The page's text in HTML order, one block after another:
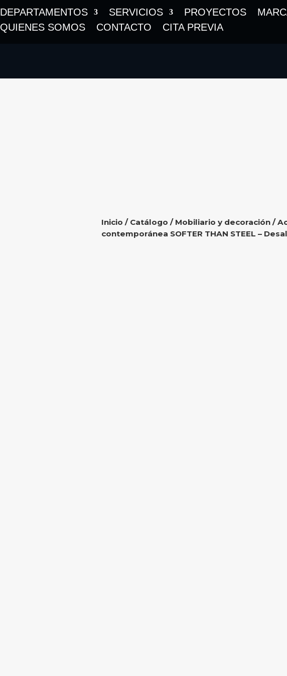
DEPARTAMENTOS SERVICIOS PROYECTOS
QUIENES SOMOS
CONTACTO CITA PREVIA
Inicio / Catálogo / Mobiliario y decoración/
contemporánea SOFTER THAN STEEL –